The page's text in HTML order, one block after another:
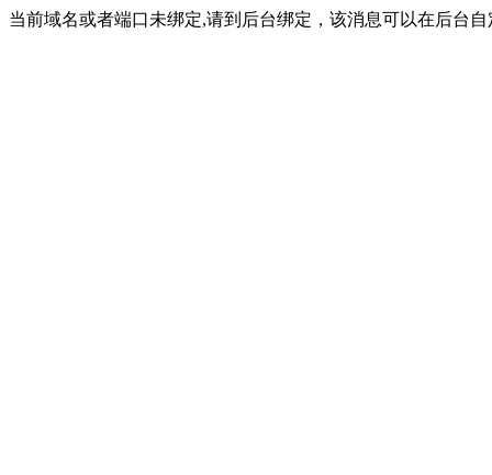
当前域名或者端口未绑定,请到后台绑定，该消息可以在后台自